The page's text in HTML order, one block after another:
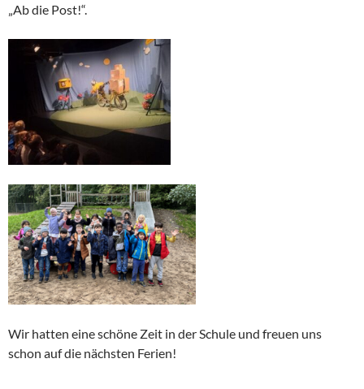
„Ab die Post!“.
Wir hatten eine schöne Zeit in der Schule und freuen uns
schon auf die nächsten Ferien!